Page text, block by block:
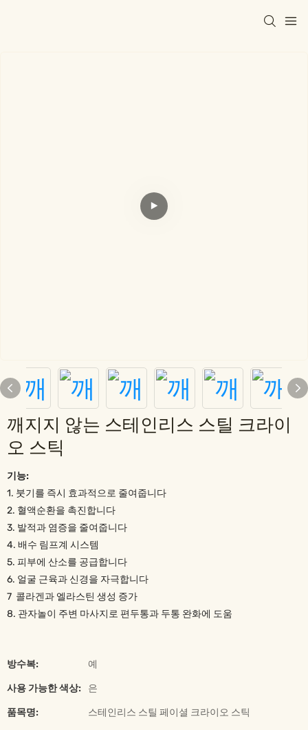
깨지지 않는 스테인리스 스틸 크라이
오 스틱
기능:
1. 붓기를 즉시 효과적으로 줄여줍니다
2. 혈액순환을 촉진합니다
3. 발적과 염증을 줄여줍니다
4. 배수 림프계 시스템
5. 피부에 산소를 공급합니다
6. 얼굴 근육과 신경을 자극합니다
7 콜라겐과 엘라스틴 생성 증가
8. 관자놀이 주변 마사지로 편두통과 두통 완화에 도움
방수복: 예
사용 가능한 색상: 은
품목명: 스테인리스 스틸 페이셜 크라이오 스틱